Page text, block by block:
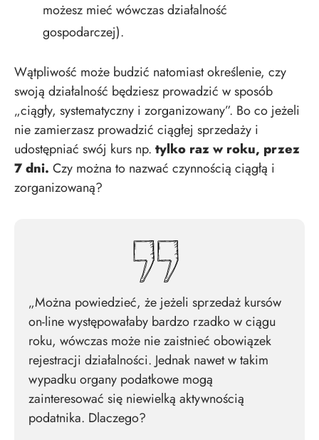
możesz mieć wówczas działalność
gospodarczej).
Wątpliwość może budzić natomiast określenie, czy
swoją działalność będziesz prowadzić w sposób
„ciągły, systematyczny i zorganizowany”. Bo co jeżeli
nie zamierzasz prowadzić ciągłej sprzedaży i
udostępniać swój kurs np. tylko raz w roku, przez
7 dni. Czy można to nazwać czynnością ciągłą i
zorganizowaną?
„Można powiedzieć, że jeżeli sprzedaż kursów
on-line występowałaby bardzo rzadko w ciągu
roku, wówczas może nie zaistnieć obowiązek
rejestracji działalności. Jednak nawet w takim
wypadku organy podatkowe mogą
zainteresować się niewielką aktywnością
podatnika. Dlaczego?